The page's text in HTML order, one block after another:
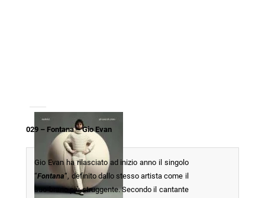
029 – Fontana – Gio Evan
Gio Evan ha rilasciato ad inizio anno il singolo
“Fontana“, definito dallo stesso artista come il
suo brano più struggente. Secondo il cantante